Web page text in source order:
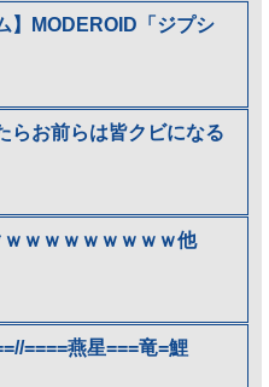
】MODEROID「ジプシ
らお前らは皆クビになる
ｗｗｗｗｗｗｗｗ他
====燕星===竜=鯉